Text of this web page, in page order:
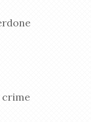
crime